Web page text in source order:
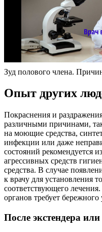
Зуд полового члена.
Опыт других
Покраснения и
различными причинами,
на моющие средства,
инфекции или даже
состояний рекомендуется
агрессивных средств
средства. В случае
к врачу для установления
соответствующего
органов требует
После экстендера